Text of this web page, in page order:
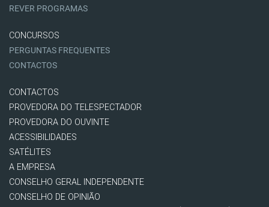
REVER PROGRAMAS
CONCURSOS
PERGUNTAS FREQUENTES
CONTACTOS
CONTACTOS
PROVEDORA DO TELESPECTADOR
PROVEDORA DO OUVINTE
ACESSIBILIDADES
SATÉLITES
A EMPRESA
CONSELHO GERAL INDEPENDENTE
CONSELHO DE OPINIÃO